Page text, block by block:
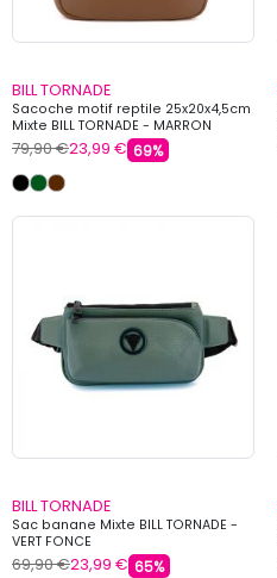
BILL TORNADE
Sacoche motif reptile 25x20x4,5cm
Mixte BILL TORNADE - MARRON
79,90 €23,99 € 69%
BILL TORNADE
Sac banane Mixte BILL TORNADE -
VERT FONCE
69,90 €23,99 € 65%